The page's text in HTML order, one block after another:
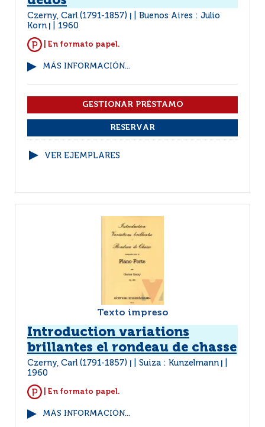
Czerny, Carl (1791-1857)
Buenos Aires : Julio
Korn
1960
| En formato papel.
MÁS INFORMACIÓN...
VER EJEMPLARES
Texto impreso
Introduction variations
brillantes el rondeau de chasse
Czerny, Carl (1791-1857) Suiza : Kunzelmann
1960
| En formato papel.
MÁS INFORMACIÓN...